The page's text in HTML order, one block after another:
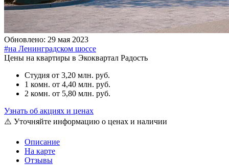
Обновлено: 29 мая 2023
#на Ленинградском шоссе
Цены на квартиры в Экоквартал Радость
Студия от 3,20 млн. руб.
1 комн. от 4,40 млн. руб.
2 комн. от 5,80 млн. руб.
Узнать об акциях и ценах
⚠️ Уточняйте информацию о ценах и наличии
Описание
На карте
Отзывы